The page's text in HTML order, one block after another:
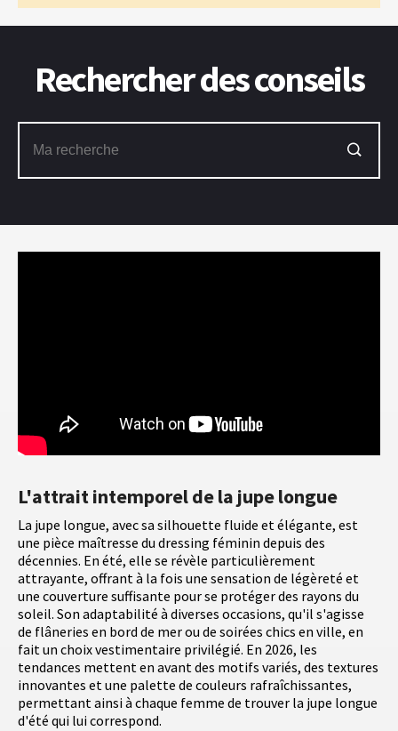
L'attrait intemporel de la jupe longue
La jupe longue, avec sa silhouette fluide et élégante, est
une pièce maîtresse du dressing féminin depuis des
décennies. En été, elle se révèle particulièrement
attrayante, offrant à la fois une sensation de légèreté et
une couverture suffisante pour se protéger des rayons du
soleil. Son adaptabilité à diverses occasions, qu'il s'agisse
de flâneries en bord de mer ou de soirées chics en ville, en
fait un choix vestimentaire privilégié. En 2026, les
tendances mettent en avant des motifs variés, des textures
innovantes et une palette de couleurs rafraîchissantes,
permettant ainsi à chaque femme de trouver la jupe longue
d'été qui lui correspond.
Rechercher des conseils